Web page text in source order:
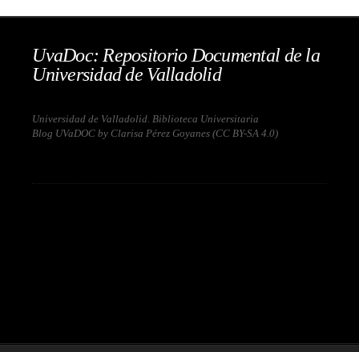
UvaDoc: Repositorio Documental de la
Universidad de Valladolid
Universidad de Valladolid. Biblioteca Universitaria
Blog UVaDOC by Clarisa Pérez Goyanes (CC BY-SA 4.0)